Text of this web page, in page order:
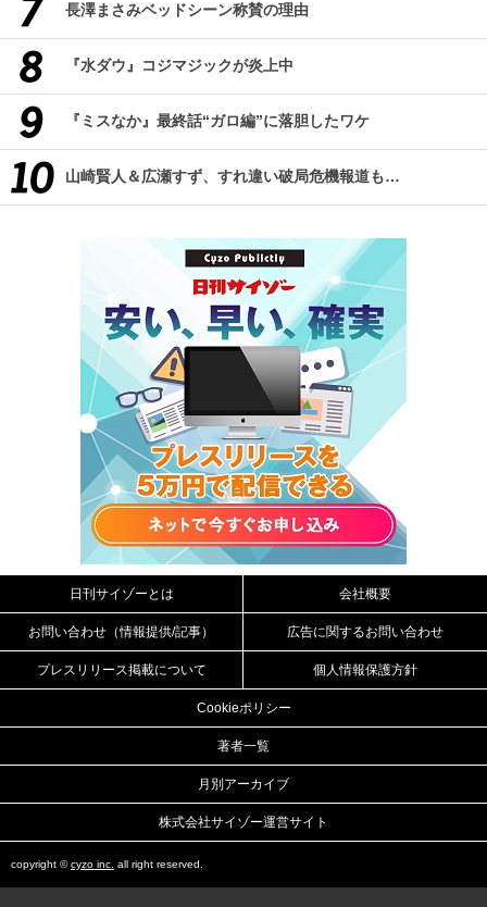
長澤まさみベッドシーン称賛の理由
『水ダウ』コジマジックが炎上中
『ミスなか』最終話“ガロ編”に落胆したワケ
山崎賢人＆広瀬すず、すれ違い破局危機報道も…
日刊サイゾーとは 会社概要
お問い合わせ（情報提供/記事） 広告に関するお問い合わせ
プレスリリース掲載について 個人情報保護方針
Cookieポリシー
著者一覧
月別アーカイブ
株式会社サイゾー運営サイト
copyright ©cyzo inc. all right reserved.